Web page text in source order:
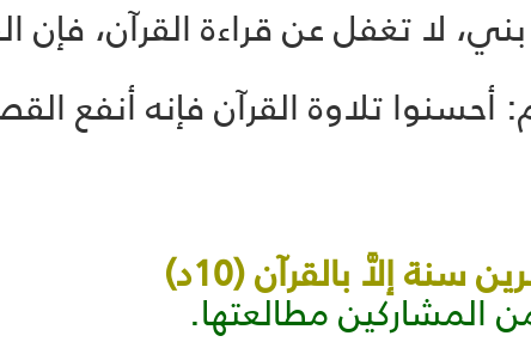
لا تغفل عن قراءة القرآن،
أحسنوا تلاوة القرآن فإنه أنفع
إلاَّ بالقرآن (10د)
المشاركين مطالعتها.